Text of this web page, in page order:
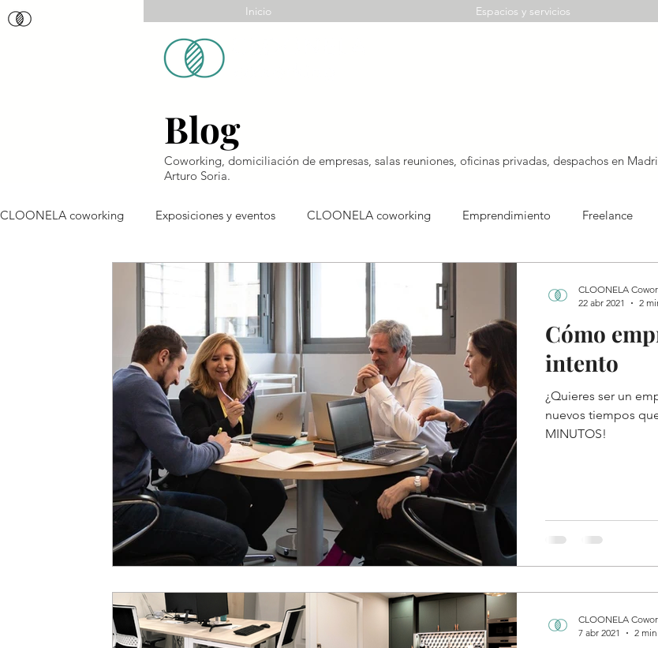
Inicio Espacios y servicios
Blog
Coworking, domiciliación de empresas, salas reuniones, oficinas privadas, despachos en
Arturo Soria.
CLOONELA coworking Exposiciones y eventos CLOONELA coworking Emprendimiento Freelance
Cómo
intento
¿Quieres ser un
nuevos tiempos
MINUTOS!
CLOONELA
22 abr 2021
2
CLOONELA
7 abr 2021
2